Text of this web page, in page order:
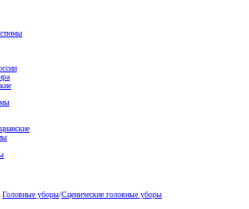
Головные уборы/Сценические головные уборы